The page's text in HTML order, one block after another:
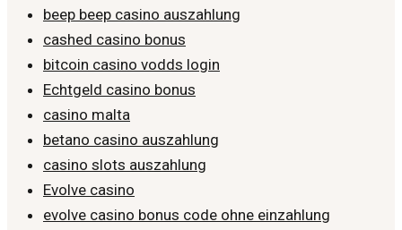
beep beep casino auszahlung
cashed casino bonus
bitcoin casino vodds login
Echtgeld casino bonus
casino malta
betano casino auszahlung
casino slots auszahlung
Evolve casino
evolve casino bonus code ohne einzahlung